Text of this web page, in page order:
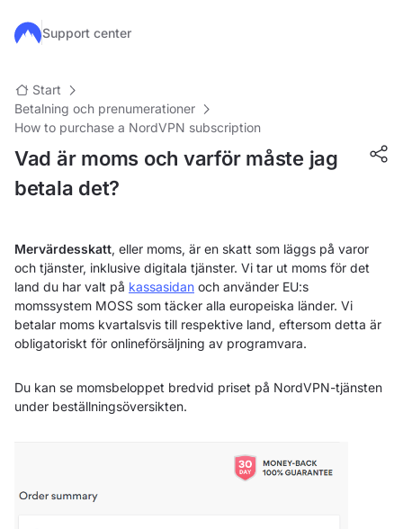
Hoppa till huvudinnehåll
Support center
Start
Betalning och prenumerationer
How to purchase a NordVPN subscription
Vad är moms och varför måste jag
betala det?
Mervärdesskatt, eller moms, är en skatt som läggs på varor
och tjänster, inklusive digitala tjänster. Vi tar ut moms för det
land du har valt på kassasidan och använder EU:s
momssystem MOSS som täcker alla europeiska länder. Vi
betalar moms kvartalsvis till respektive land, eftersom detta är
obligatoriskt för onlineförsäljning av programvara.
Du kan se momsbeloppet bredvid priset på NordVPN-tjänsten
under beställningsöversikten.